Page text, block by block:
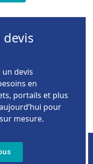
devis
en
portails et plus
pour
mesure.